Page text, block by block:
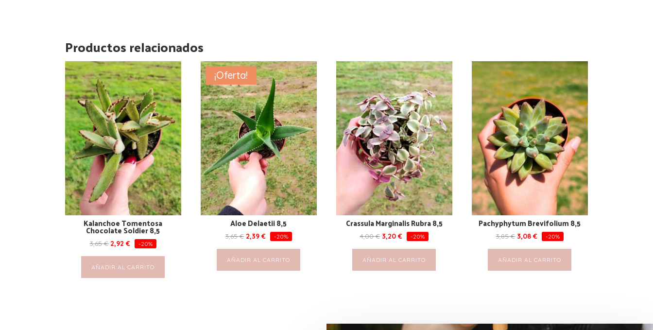
Productos relacionados
Kalanchoe Tomentosa
Chocolate Soldier 8,5
3,65€ 2,92€ -20%
AÑADIR AL CARRITO
¡Oferta!
Aloe Delaetii 8,5
3,65€ 2,39€ -20%
AÑADIR AL CARRITO
Crassula Marginalis Rubra 8,5
4,00€ 3,20€ -20%
AÑADIR AL CARRITO
Pachyphytum Brevifolium 8,5
3,85€ 3,08€ -20%
AÑADIR AL CARRITO